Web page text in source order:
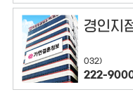
경인지
032)
222-